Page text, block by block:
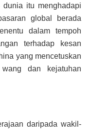
dunia itu menghadapi
global berada
dalam tempoh
terhadap kesan
yang mencetuskan
dan kejatuhan
daripada wakil-